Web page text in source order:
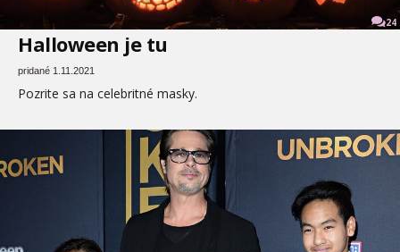
24
Halloween je tu
pridané 1.11.2021
Pozrite sa na celebritné masky.